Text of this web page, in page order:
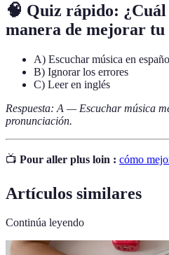
🧠 Quiz rápido:
manera de mejorar tu
A) Escuchar música en
B) Ignorar los errores
C) Leer en inglés
Respuesta: A — Escuchar música
pronunciación.
📺 Pour aller plus loin : cómo
Artículos similares
Continúa leyendo